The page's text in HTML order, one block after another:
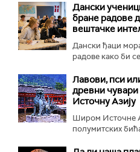
Дански
бране радове
вештачке
Дански ђаци
радове како би
Лавови, пси
древни чувари
Источну Азију
Широм Источне
полумитских